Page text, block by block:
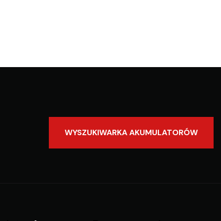
WYSZUKIWARKA AKUMULATORÓW